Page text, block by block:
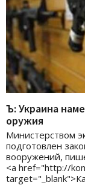
Ъ: Украина
оружия
Министерством
подготовлен
вооружений,
<a href="http://